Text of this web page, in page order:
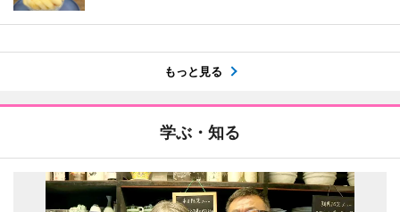
もっと見る
学ぶ・知る